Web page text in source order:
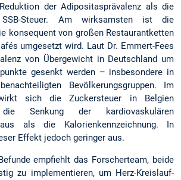
der Adipositasprävalenz als die
Steuer. Am wirksamsten ist die
konsequent von großen Restaurantketten
umgesetzt wird. Laut Dr. Emmert-Fees
von Übergewicht in Deutschland um
gesenkt werden – insbesondere in
Bevölkerungsgruppen. Im
sich die Zuckersteuer in Belgien
Senkung der kardiovaskulären
als die Kalorienkennzeichnung. In
Effekt jedoch geringer aus.
empfiehlt das Forscherteam, beide
zu implementieren, um Herz-Kreislauf-